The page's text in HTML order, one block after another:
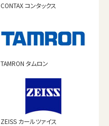
CONTAX コンタックス
TAMRON タムロン
ZEISS カールツァイス